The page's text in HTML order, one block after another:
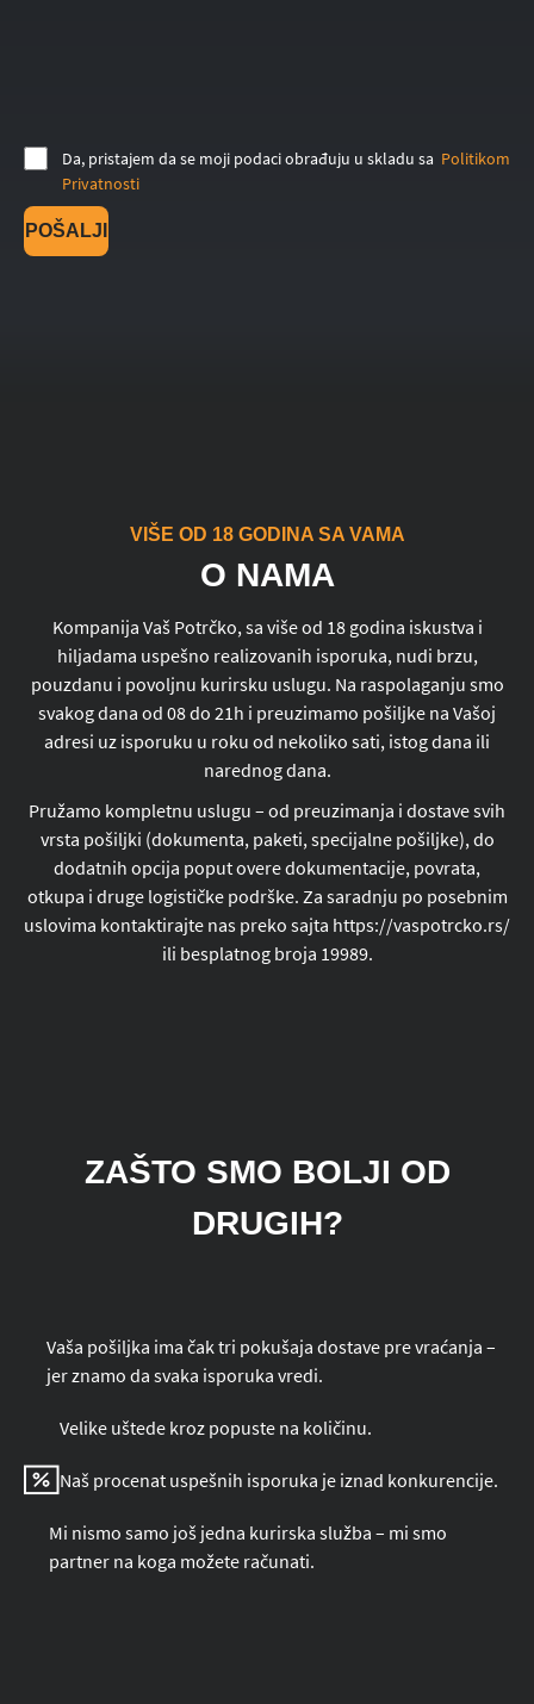
Da, pristajem da se moji podaci obrađuju u skladu sa Politikom
Privatnosti
POŠALJI
VIŠE OD 18 GODINA SA VAMA
O NAMA
Kompanija Vaš Potrčko, sa više od 18 godina iskustva i
hiljadama uspešno realizovanih isporuka, nudi brzu,
pouzdanu i povoljnu kurirsku uslugu. Na raspolaganju smo
svakog dana od 08 do 21h i preuzimamo pošiljke na Vašoj
adresi uz isporuku u roku od nekoliko sati, istog dana ili
narednog dana.
Pružamo kompletnu uslugu – od preuzimanja i dostave svih
vrsta pošiljki (dokumenta, paketi, specijalne pošiljke), do
dodatnih opcija poput overe dokumentacije, povrata,
otkupa i druge logističke podrške. Za saradnju po posebnim
uslovima kontaktirajte nas preko sajta https://vaspotrcko.rs/
ili besplatnog broja 19989.
ZAŠTO SMO BOLJI OD
DRUGIH?
Vaša pošiljka ima čak tri pokušaja dostave pre vraćanja –
jer znamo da svaka isporuka vredi.
Velike uštede kroz popuste na količinu.
Naš procenat uspešnih isporuka je iznad konkurencije.
Mi nismo samo još jedna kurirska služba – mi smo
partner na koga možete računati.